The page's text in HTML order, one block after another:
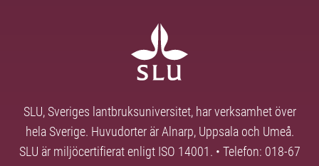
SLU, Sveriges lantbruksuniversitet, har verksamhet över
hela Sverige. Huvudorter är Alnarp, Uppsala och Umeå.
SLU är miljöcertifierat enligt ISO 14001. • Telefon: 018-67